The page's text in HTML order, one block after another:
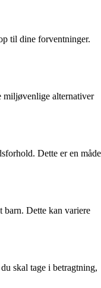
til dine forventninger.
miljøvenlige alternativer
Dette er en måde
barn. Dette kan variere
skal tage i betragtning,